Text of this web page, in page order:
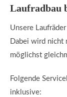
Laufradbau
Unsere
Dabei wird nicht
möglichst
Folgende
inklusive: